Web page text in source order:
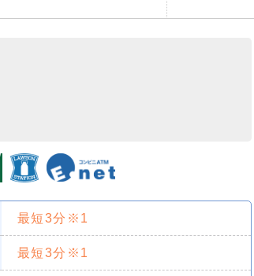
最短3分※1
最短3分※1